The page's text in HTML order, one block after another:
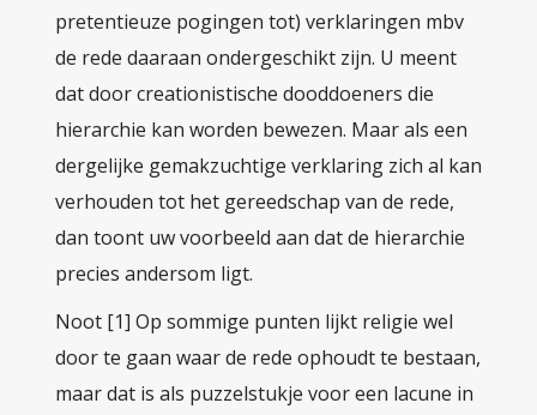
pretentieuze pogingen tot) verklaringen mbv
de rede daaraan ondergeschikt zijn. U meent
dat door creationistische dooddoeners die
hierarchie kan worden bewezen. Maar als een
dergelijke gemakzuchtige verklaring zich al kan
verhouden tot het gereedschap van de rede,
dan toont uw voorbeeld aan dat de hierarchie
precies andersom ligt.
Noot [1] Op sommige punten lijkt religie wel
door te gaan waar de rede ophoudt te bestaan,
maar dat is als puzzelstukje voor een lacune in